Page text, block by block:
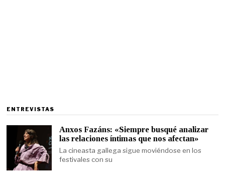
ENTREVISTAS
Anxos Fazáns: «Siempre busqué analizar
las relaciones íntimas que nos afectan»
La cineasta gallega sigue moviéndose en los
festivales con su